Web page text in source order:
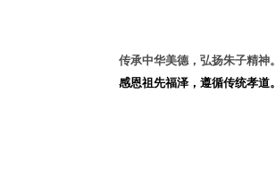
传承中华美德，弘扬朱子精神。
感恩祖先福泽，遵循传统孝道。